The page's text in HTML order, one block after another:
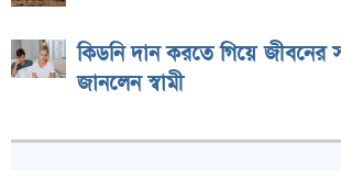
কিডনি দান করতে গিয়ে জীবনের
জানলেন স্বামী